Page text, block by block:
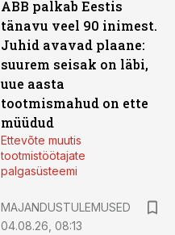
ABB palkab Eestis
tänavu veel 90 inimest.
Juhid avavad plaane:
suurem seisak on läbi,
uue aasta
tootmismahud on ette
müüdud
Ettevõte muutis
tootmistöötajate
palgasüsteemi
MAJANDUSTULEMUSED
04.08.26, 08:13